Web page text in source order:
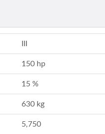
150 hp
15 %
630 kg
5,750